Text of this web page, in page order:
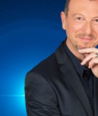
Ana Mena a Sanremo
“Duecentomila ore”
stampa i